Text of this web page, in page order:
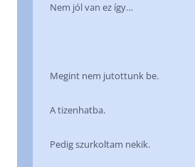
Nem jól van ez így…
Megint nem jutottunk be.
A tizenhatba.
Pedig szurkoltam nekik.